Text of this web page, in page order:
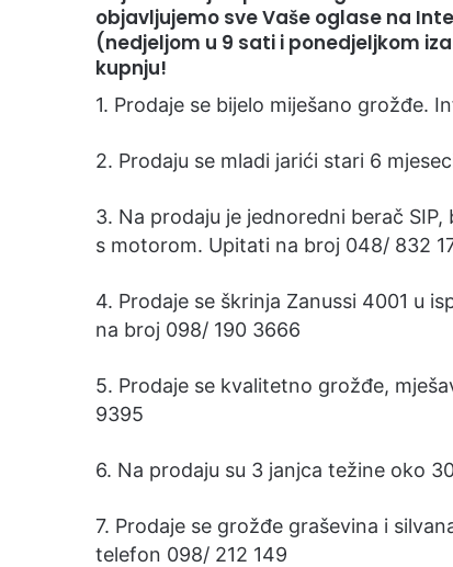
e
i
objavljujemo sve Vaše oglase na
(nedjeljom u 9 sati i ponedjeljkom
kupnju!
1. Prodaje se bijelo miješano grožđe.
2. Prodaju se mladi jarići stari 6
3. Na prodaju je jednoredni berač
s motorom. Upitati na broj 048/ 832
4. Prodaje se škrinja Zanussi 4001 u
na broj 098/ 190 3666
5. Prodaje se kvalitetno grožđe,
9395
6. Na prodaju su 3 janjca težine oko
7. Prodaje se grožđe graševina i
telefon 098/ 212 149